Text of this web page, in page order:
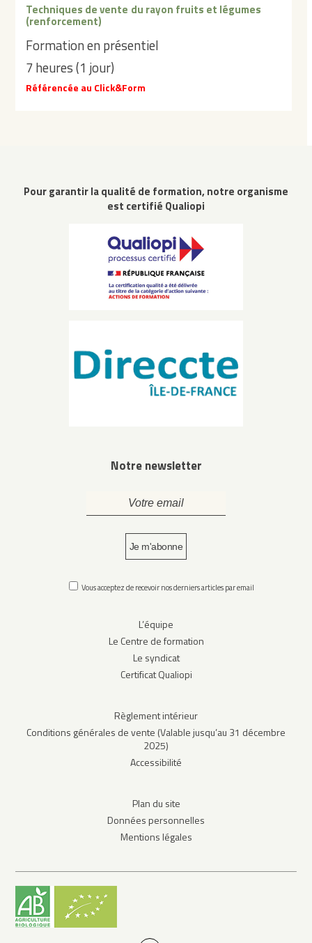
Techniques de vente du rayon fruits et légumes
(renforcement)
Formation en présentiel
7 heures (1 jour)
Référencée au Click&Form
Pour garantir la qualité de formation, notre organisme
est certifié Qualiopi
Notre newsletter
Vous acceptez de recevoir nos derniers articles par email
L’équipe
Le Centre de formation
Le syndicat
Certificat Qualiopi
Règlement intérieur
Conditions générales de vente (Valable jusqu’au 31 décembre
2025)
Accessibilité
Plan du site
Données personnelles
Mentions légales